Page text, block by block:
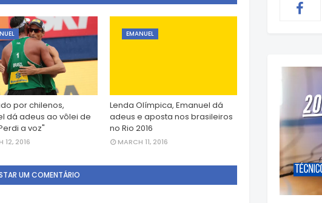
por chilenos,
dá adeus ao vôlei de
a voz"
12, 2016
EMANUEL
Lenda Olímpica, Emanuel dá
adeus e aposta nos brasileiros
no Rio 2016
MARCH 11, 2016
UM COMENTÁRIO